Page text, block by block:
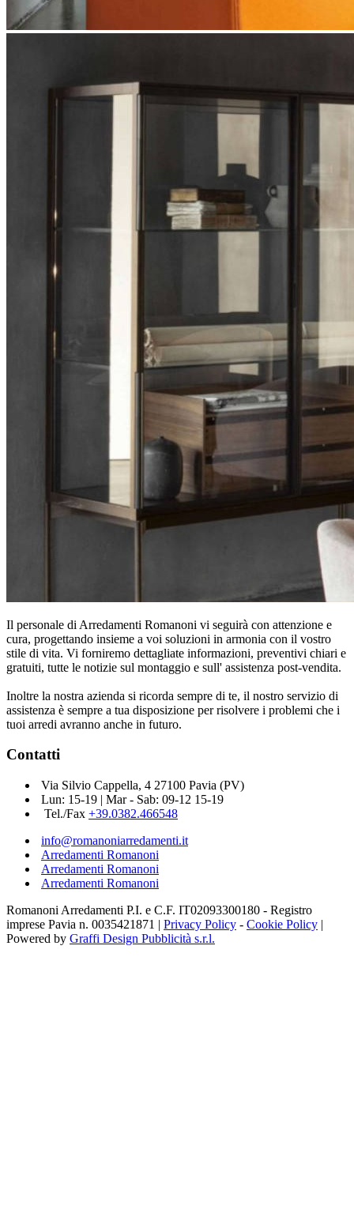
Il personale di Arredamenti Romanoni vi seguirà con attenzione e
cura, progettando insieme a voi soluzioni in armonia con il vostro
stile di vita. Vi forniremo dettagliate informazioni, preventivi chiari e
gratuiti, tutte le notizie sul montaggio e sull' assistenza post-vendita.
Inoltre la nostra azienda si ricorda sempre di te, il nostro servizio di
assistenza è sempre a tua disposizione per risolvere i problemi che i
tuoi arredi avranno anche in futuro.
Contatti
Via Silvio Cappella, 4 27100 Pavia (PV)
Lun: 15-19 | Mar - Sab: 09-12 15-19
Tel./Fax +39.0382.466548
info@romanoniarredamenti.it
Arredamenti Romanoni
Arredamenti Romanoni
Arredamenti Romanoni
Romanoni Arredamenti P.I. e C.F. IT02093300180 - Registro
imprese Pavia n. 0035421871 | Privacy Policy - Cookie Policy |
Powered by Graffi Design Pubblicità s.r.l.